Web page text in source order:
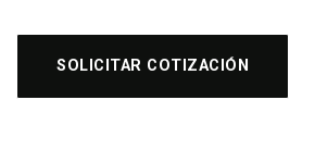
SOLICITAR COTIZACIÓN